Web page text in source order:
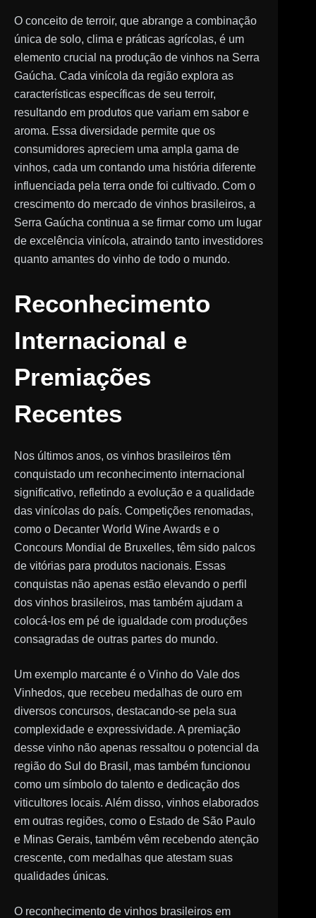
O conceito de terroir, que abrange a combinação
única de solo, clima e práticas agrícolas, é um
elemento crucial na produção de vinhos na Serra
Gaúcha. Cada vinícola da região explora as
características específicas de seu terroir,
resultando em produtos que variam em sabor e
aroma. Essa diversidade permite que os
consumidores apreciem uma ampla gama de
vinhos, cada um contando uma história diferente
influenciada pela terra onde foi cultivado. Com o
crescimento do mercado de vinhos brasileiros, a
Serra Gaúcha continua a se firmar como um lugar
de excelência vinícola, atraindo tanto investidores
quanto amantes do vinho de todo o mundo.
Reconhecimento
Internacional e
Premiações
Recentes
Nos últimos anos, os vinhos brasileiros têm
conquistado um reconhecimento internacional
significativo, refletindo a evolução e a qualidade
das vinícolas do país. Competições renomadas,
como o Decanter World Wine Awards e o
Concours Mondial de Bruxelles, têm sido palcos
de vitórias para produtos nacionais. Essas
conquistas não apenas estão elevando o perfil
dos vinhos brasileiros, mas também ajudam a
colocá-los em pé de igualdade com produções
consagradas de outras partes do mundo.
Um exemplo marcante é o Vinho do Vale dos
Vinhedos, que recebeu medalhas de ouro em
diversos concursos, destacando-se pela sua
complexidade e expressividade. A premiação
desse vinho não apenas ressaltou o potencial da
região do Sul do Brasil, mas também funcionou
como um símbolo do talento e dedicação dos
viticultores locais. Além disso, vinhos elaborados
em outras regiões, como o Estado de São Paulo
e Minas Gerais, também vêm recebendo atenção
crescente, com medalhas que atestam suas
qualidades únicas.
O reconhecimento de vinhos brasileiros em